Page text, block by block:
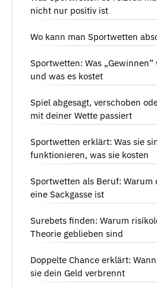
nicht nur positiv ist
Wo kann man Sportwetten
Sportwetten: Was
und was es kostet
Spiel abgesagt, verschoben
mit deiner Wette passiert
Sportwetten erklärt: Was sie
funktionieren, was sie kosten
Sportwetten als Beruf: Warum
eine Sackgasse ist
Surebets finden: Warum
Theorie geblieben sind
Doppelte Chance erklärt:
sie dein Geld verbrennt